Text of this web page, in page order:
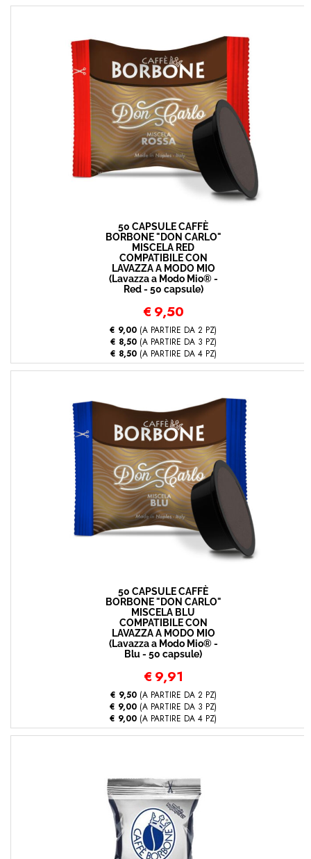
50 CAPSULE CAFFÈ
BORBONE "DON CARLO"
MISCELA RED
COMPATIBILE CON
LAVAZZA A MODO MIO
(Lavazza a Modo Mio® -
Red - 50 capsule)
€ 9,50
€ 9,00 (A PARTIRE DA 2 PZ)
€ 8,50(A PARTIRE DA 3 PZ)
€ 8,50(A PARTIRE DA 4 PZ)
50 CAPSULE CAFFÈ
BORBONE "DON CARLO"
MISCELA BLU
COMPATIBILE CON
LAVAZZA A MODO MIO
(Lavazza a Modo Mio® -
Blu - 50 capsule)
€ 9,91
€ 9,50(A PARTIRE DA 2 PZ)
€ 9,00 (A PARTIRE DA 3 PZ)
€ 9,00 (A PARTIRE DA 4 PZ)